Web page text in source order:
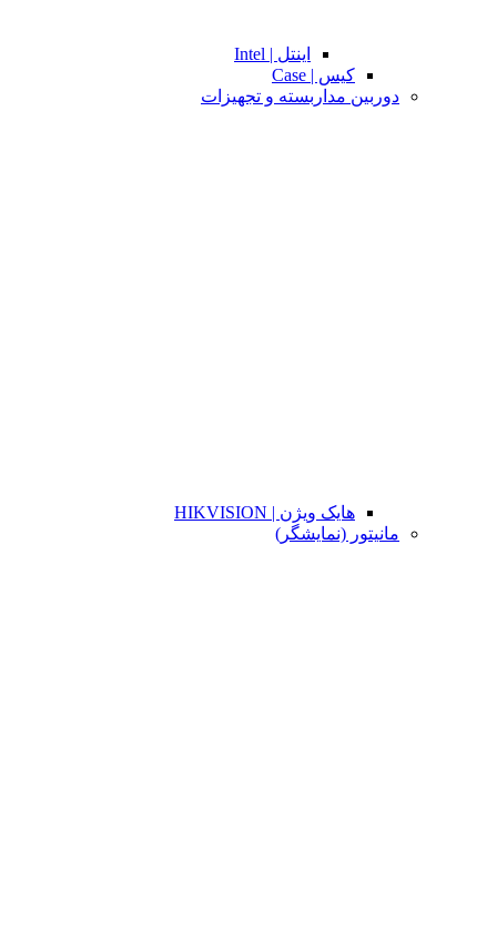
اینتل | Intel
کیس | Case
دوربین مداربسته و تجهیزات
هایک ویژن | HIKVISION
مانیتور (نمایشگر)